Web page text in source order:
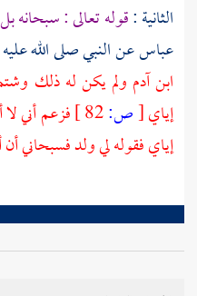
الثانية :قوله تعالى : سبحانه
عباسعن النبي صلى الله
ابن آدم ولم يكن له ذلك
إياي[ص:
فزعم أني
إياي فقوله لي ولد فسبحاني